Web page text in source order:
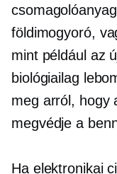
földimogyoró,
mint például az
biológiailag
meg arról, hogy
megvédje a
Ha elektronikai